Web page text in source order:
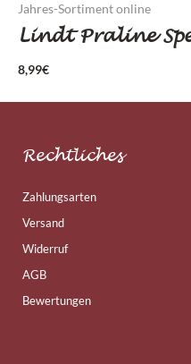
Jahres-Sortiment online
Lindt Praline
8,99€
Rechtliches
Zahlungsarten
Versand
Widerruf
AGB
Bewertungen